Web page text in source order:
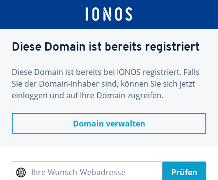
Diese Domain ist bereits registriert
Diese Domain ist bereits bei IONOS registriert. Falls
Sie der Domain-Inhaber sind, können Sie sich jetzt
einloggen und auf Ihre Domain zugreifen.
Domain verwalten
Ihre Wunsch-Webadresse Prüfen